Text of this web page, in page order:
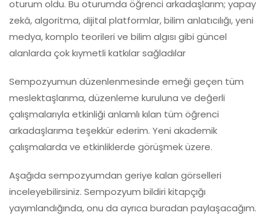
oturum oldu. Bu oturumda öğrenci arkadaşlarım; yapay
zekâ, algoritma, dijital platformlar, bilim anlatıcılığı, yeni
medya, komplo teorileri ve bilim algısı gibi güncel
alanlarda çok kıymetli katkılar sağladılar
Sempozyumun düzenlenmesinde emeği geçen tüm
meslektaşlarıma, düzenleme kuruluna ve değerli
çalışmalarıyla etkinliği anlamlı kılan tüm öğrenci
arkadaşlarıma teşekkür ederim. Yeni akademik
çalışmalarda ve etkinliklerde görüşmek üzere.
Aşağıda sempozyumdan geriye kalan görselleri
inceleyebilirsiniz. Sempozyum bildiri kitapçığı
yayımlandığında, onu da ayrıca buradan paylaşacağım.